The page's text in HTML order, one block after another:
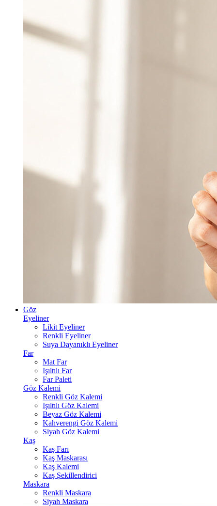
Göz
Eyeliner
Likit Eyeliner
Renkli Eyeliner
Suya Dayanıklı Eyeliner
Far
Mat Far
Işıltılı Far
Far Paleti
Göz Kalemi
Renkli Göz Kalemi
Işıltılı Göz Kalemi
Beyaz Göz Kalemi
Kahverengi Göz Kalemi
Siyah Göz Kalemi
Kaş
Kaş Farı
Kaş Maskarası
Kaş Kalemi
Kaş Şekillendirici
Maskara
Renkli Maskara
Siyah Maskara